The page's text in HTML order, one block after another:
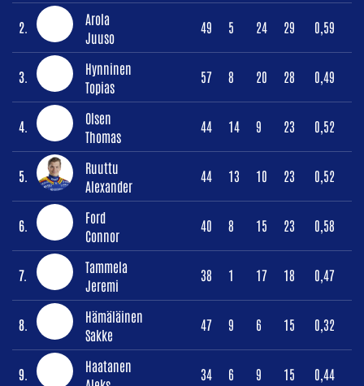
2.
Arola
Juuso
49 5 24 29 0,59
3.
Hynninen
Topias
57 8 20 28 0,49
4.
Olsen
Thomas
44 14 9 23 0,52
5.
Ruuttu
Alexander
44 13 10 23 0,52
6.
Ford
Connor
40 8 15 23 0,58
7.
Tammela
Jeremi
38 1 17 18 0,47
8.
Hämäläinen
Sakke
47 9 6 15 0,32
9.
Haatanen
34 6 9 15 0,44